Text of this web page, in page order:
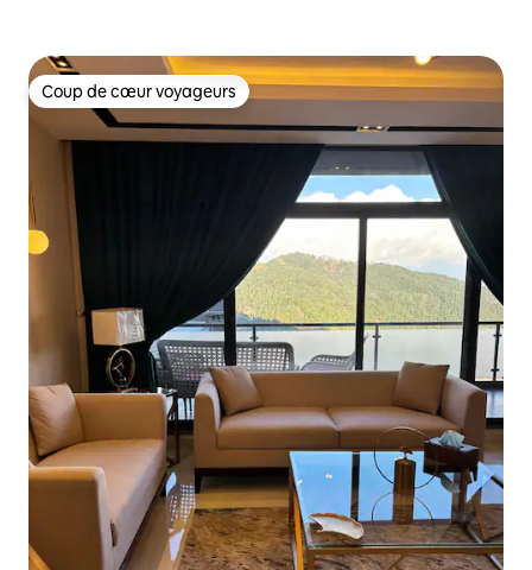
Coup de cœur voyageurs
Coup de cœur voyageurs